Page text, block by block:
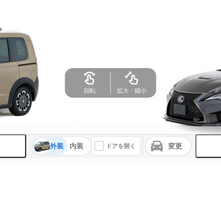
外装 内装 ドアを開く 変更